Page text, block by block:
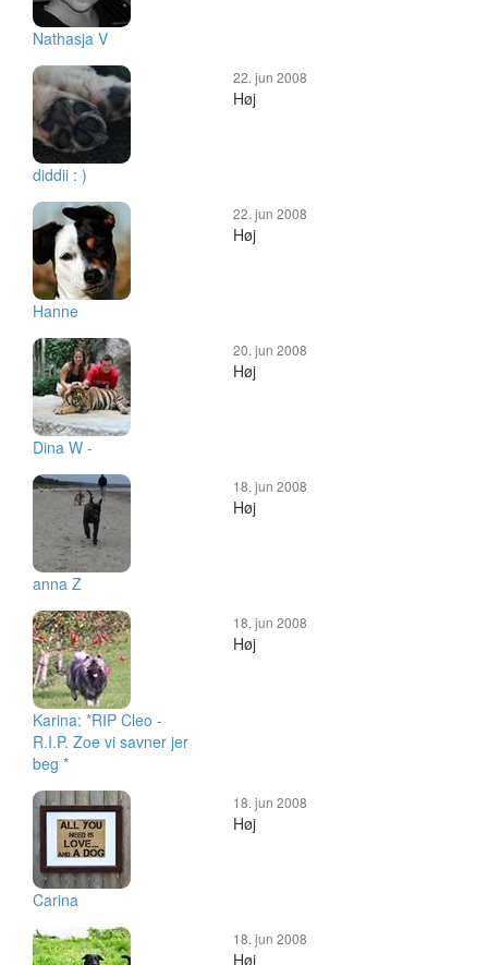
Nathasja V
diddii : )
22. jun 2008
Høj
Hanne
22. jun 2008
Høj
Dina W -
20. jun 2008
Høj
anna Z
18. jun 2008
Høj
Karina: *RIP Cleo -
R.I.P. Zoe vi savner jer
beg *
18. jun 2008
Høj
Carina
18. jun 2008
Høj
18. jun 2008
Høj